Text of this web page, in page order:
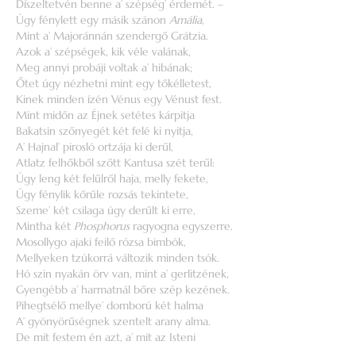
Díszeltetvén benne a’ szépség’ érdemét. –
Úgy fénylett egy másik szánon Amália,
Mint a’ Majoránnán szendergő Grátzia.
Azok a’ szépségek, kik véle valának,
Meg annyi probáji voltak a’ hibának;
Őtet úgy nézhetni mint egy tőkélletest,
Kinek minden ízén Vénus egy Vénust fest.
Mint midőn az Éjnek setétes kárpitja
Bakatsin szőnyegét két felé ki nyitja,
A’ Hajnal’ pirosló ortzája ki derűl,
Atlatz felhőkből szőtt Kantusa szét terűl:
Úgy leng két felűlről haja, melly fekete,
Úgy fénylik kőrűle rozsás tekintete,
Szeme’ két csilaga úgy derűlt ki erre,
Mintha két Phosphorusragyogna egyszerre.
Mosollygo ajaki feilő rózsa bimbók,
Mellyeken tzúkorrá változik minden tsók.
Hó szin nyakán örv van, mint a’ gerlitzének,
Gyengébb a’ harmatnál bőre szép kezének.
Pihegtsélő mellye’ domború két halma
A’ gyönyörűségnek szentelt arany alma.
De mit festem én azt, a’ mit az Isteni